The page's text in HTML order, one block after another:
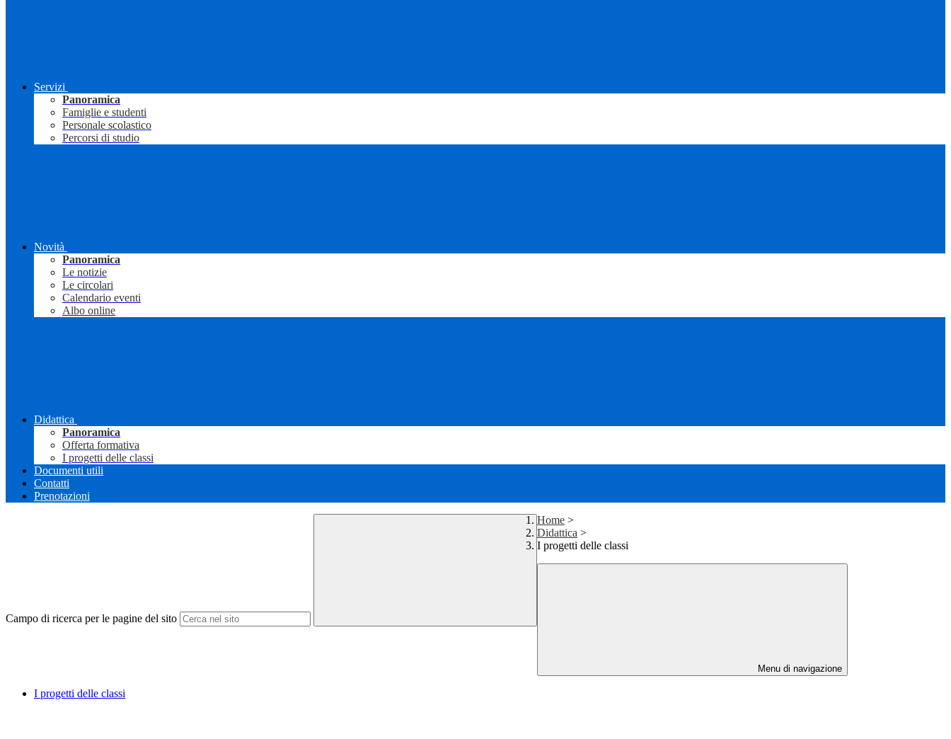
Servizi
Panoramica
Famiglie e studenti
Personale scolastico
Percorsi di studio
Novità
Panoramica
Le notizie
Le circolari
Calendario eventi
Albo online
Didattica
Panoramica
Offerta formativa
I progetti delle classi
Documenti utili
Contatti
Prenotazioni
Campo di ricerca per le pagine del sito
Home >
Didattica >
I progetti delle classi
Menu di navigazione
I progetti delle classi